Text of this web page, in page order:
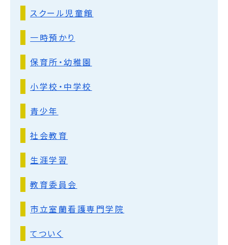
スクール児童館
一時預かり
保育所・幼稚園
小学校・中学校
青少年
社会教育
生涯学習
教育委員会
市立室蘭看護専門学院
てついく